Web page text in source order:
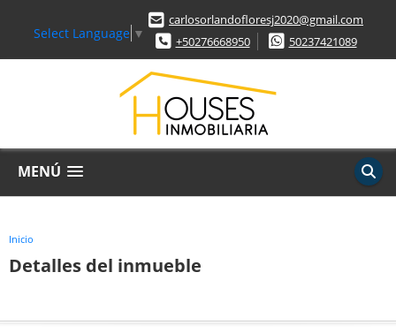
Select Language ▼
carlosorlandofloresj2020@gmail.com
+50276668950
50237421089
MENÚ
Inicio
Detalles del inmueble